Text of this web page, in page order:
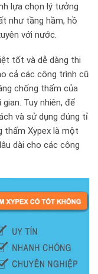
lựa chọn lý tưởng
như tầng hầm, hồ
với nước.
tốt và dễ dàng thi
cả các công trình cũ
chống thấm của
Tuy nhiên, để
và sử dụng đúng tỉ
thấm Xypex là một
dài cho các công